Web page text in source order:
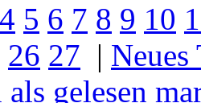
4 5 6 7 8 9 10
26 27 | Neues
gelesen